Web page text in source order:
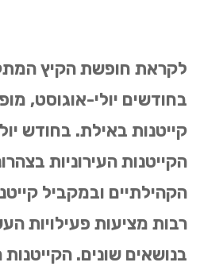
לקראת חופשת הקיץ
בחודשים יולי-אוגוסט,
קייטנות באילת. בחודש
הקייטנות העירוניות
הקהילתיים ובמקביל
רבות מציעות פעילויות
בנושאים שונים.